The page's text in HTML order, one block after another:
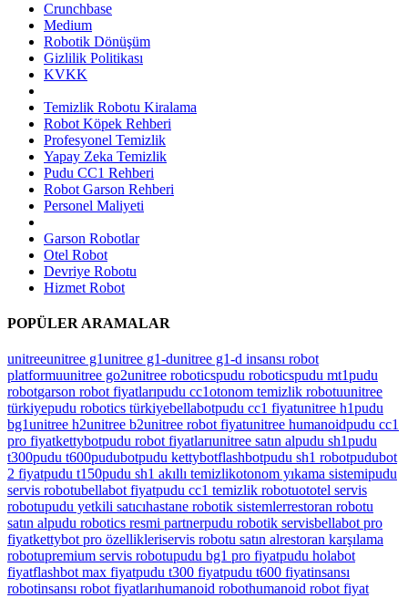
Crunchbase
Medium
Robotik Dönüşüm
Gizlilik Politikası
KVKK
Temizlik Robotu Kiralama
Robot Köpek Rehberi
Profesyonel Temizlik
Yapay Zeka Temizlik
Pudu CC1 Rehberi
Robot Garson Rehberi
Personel Maliyeti
Garson Robotlar
Otel Robot
Devriye Robotu
Hizmet Robot
POPÜLER ARAMALAR
unitreeunitree g1unitree g1-dunitree g1-d insansı robot
platformuunitree go2unitree roboticspudu roboticspudu mt1pudu
robotgarson robot fiyatlarıpudu cc1otonom temizlik robotuunitree
türkiyepudu robotics türkiyebellabotpudu cc1 fiyatunitree h1pudu
bg1unitree h2unitree b2unitree robot fiyatunitree humanoidpudu cc1
pro fiyatkettybotpudu robot fiyatlarıunitree satın alpudu sh1pudu
t300pudu t600pudubotpudu kettybotflashbotpudu sh1 robotpudubot
2 fiyatpudu t150pudu sh1 akıllı temizlikotonom yıkama sistemipudu
servis robotubellabot fiyatpudu cc1 temizlik robotuototel servis
robotupudu yetkili satıcıhastane robotik sistemlerrestoran robotu
satın alpudu robotics resmi partnerpudu robotik servisbellabot pro
fiyatkettybot pro özellikleriservis robotu satın alrestoran karşılama
robotupremium servis robotupudu bg1 pro fiyatpudu holabot
fiyatflashbot max fiyatpudu t300 fiyatpudu t600 fiyatinsansı
robotinsansı robot fiyatlarıhumanoid robothumanoid robot fiyat